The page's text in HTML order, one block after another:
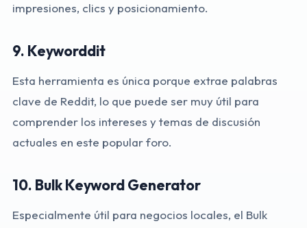
impresiones, clics y posicionamiento.
9. Keyworddit
Esta herramienta es única porque extrae palabras
clave de Reddit, lo que puede ser muy útil para
comprender los intereses y temas de discusión
actuales en este popular foro.
10. Bulk Keyword Generator
Especialmente útil para negocios locales, el Bulk